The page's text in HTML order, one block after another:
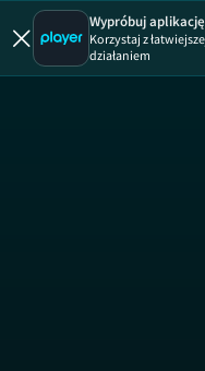
Wypróbuj
Korzystaj z
działaniem